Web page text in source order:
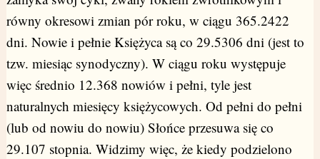
równy okresowi zmian pór roku, w ciągu 365.2422
dni. Nowie i pełnie Księżyca są co 29.5306 dni (jest to
tzw. miesiąc synodyczny). W ciągu roku występuje
więc średnio 12.368 nowiów i pełni, tyle jest
naturalnych miesięcy księżycowych. Od pełni do pełni
(lub od nowiu do nowiu) Słońce przesuwa się co
29.107 stopnia. Widzimy więc, że kiedy podzielono